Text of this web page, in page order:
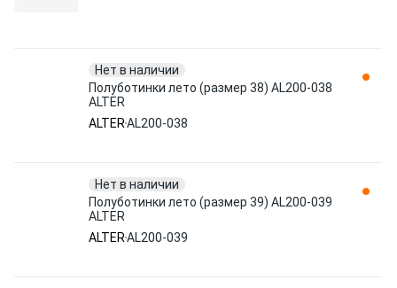
Нет в наличии
Полуботинки лето (размер 38) AL200-038
ALTER
ALTERAL200-038
Нет в наличии
Полуботинки лето (размер 39) AL200-039
ALTER
ALTERAL200-039